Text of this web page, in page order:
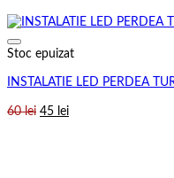
Stoc epuizat
INSTALATIE LED PERDEA
60lei Prețul
45 leiPrețul